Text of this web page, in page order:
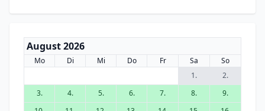
August 2026
Mo Di Mi Do Fr Sa
So
1.
2.
3.
4. 5. 6. 7. 8.
9.